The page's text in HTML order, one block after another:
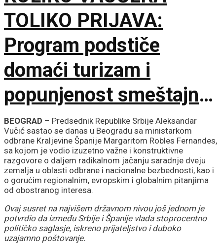
TOLIKO PRIJAVA:
Program podstiče
domaći turizam i
popunjenost smeštajnih
kapaciteta
BEOGRAD – Predsednik Republike Srbije Aleksandar
Vučić sastao se danas u Beogradu sa ministarkom
odbrane Kraljevine Španije Margaritom Robles Fernandes,
sa kojom je vodio izuzetno važne i konstruktivne
razgovore o daljem radikalnom jačanju saradnje dveju
zemalja u oblasti odbrane i nacionalne bezbednosti, kao i
o gorućim regionalnim, evropskim i globalnim pitanjima
od obostranog interesa.
Ovaj susret na najvišem državnom nivou još jednom je
potvrdio da između Srbije i Španije vlada stoprocentno
političko saglasje, iskreno prijateljstvo i duboko
uzajamno poštovanje.